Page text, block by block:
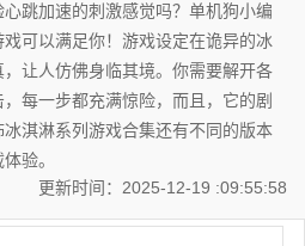
合
集
跳加速的刺激感觉吗？单机狗小编
可以满足你！游戏设定在诡异的冰
让人仿佛身临其境。你需要解开各
每一步都充满惊险，而且，它的剧
淇淋系列游戏合集还有不同的版本
验。
更新时间：2025-12-19 :09:55:58